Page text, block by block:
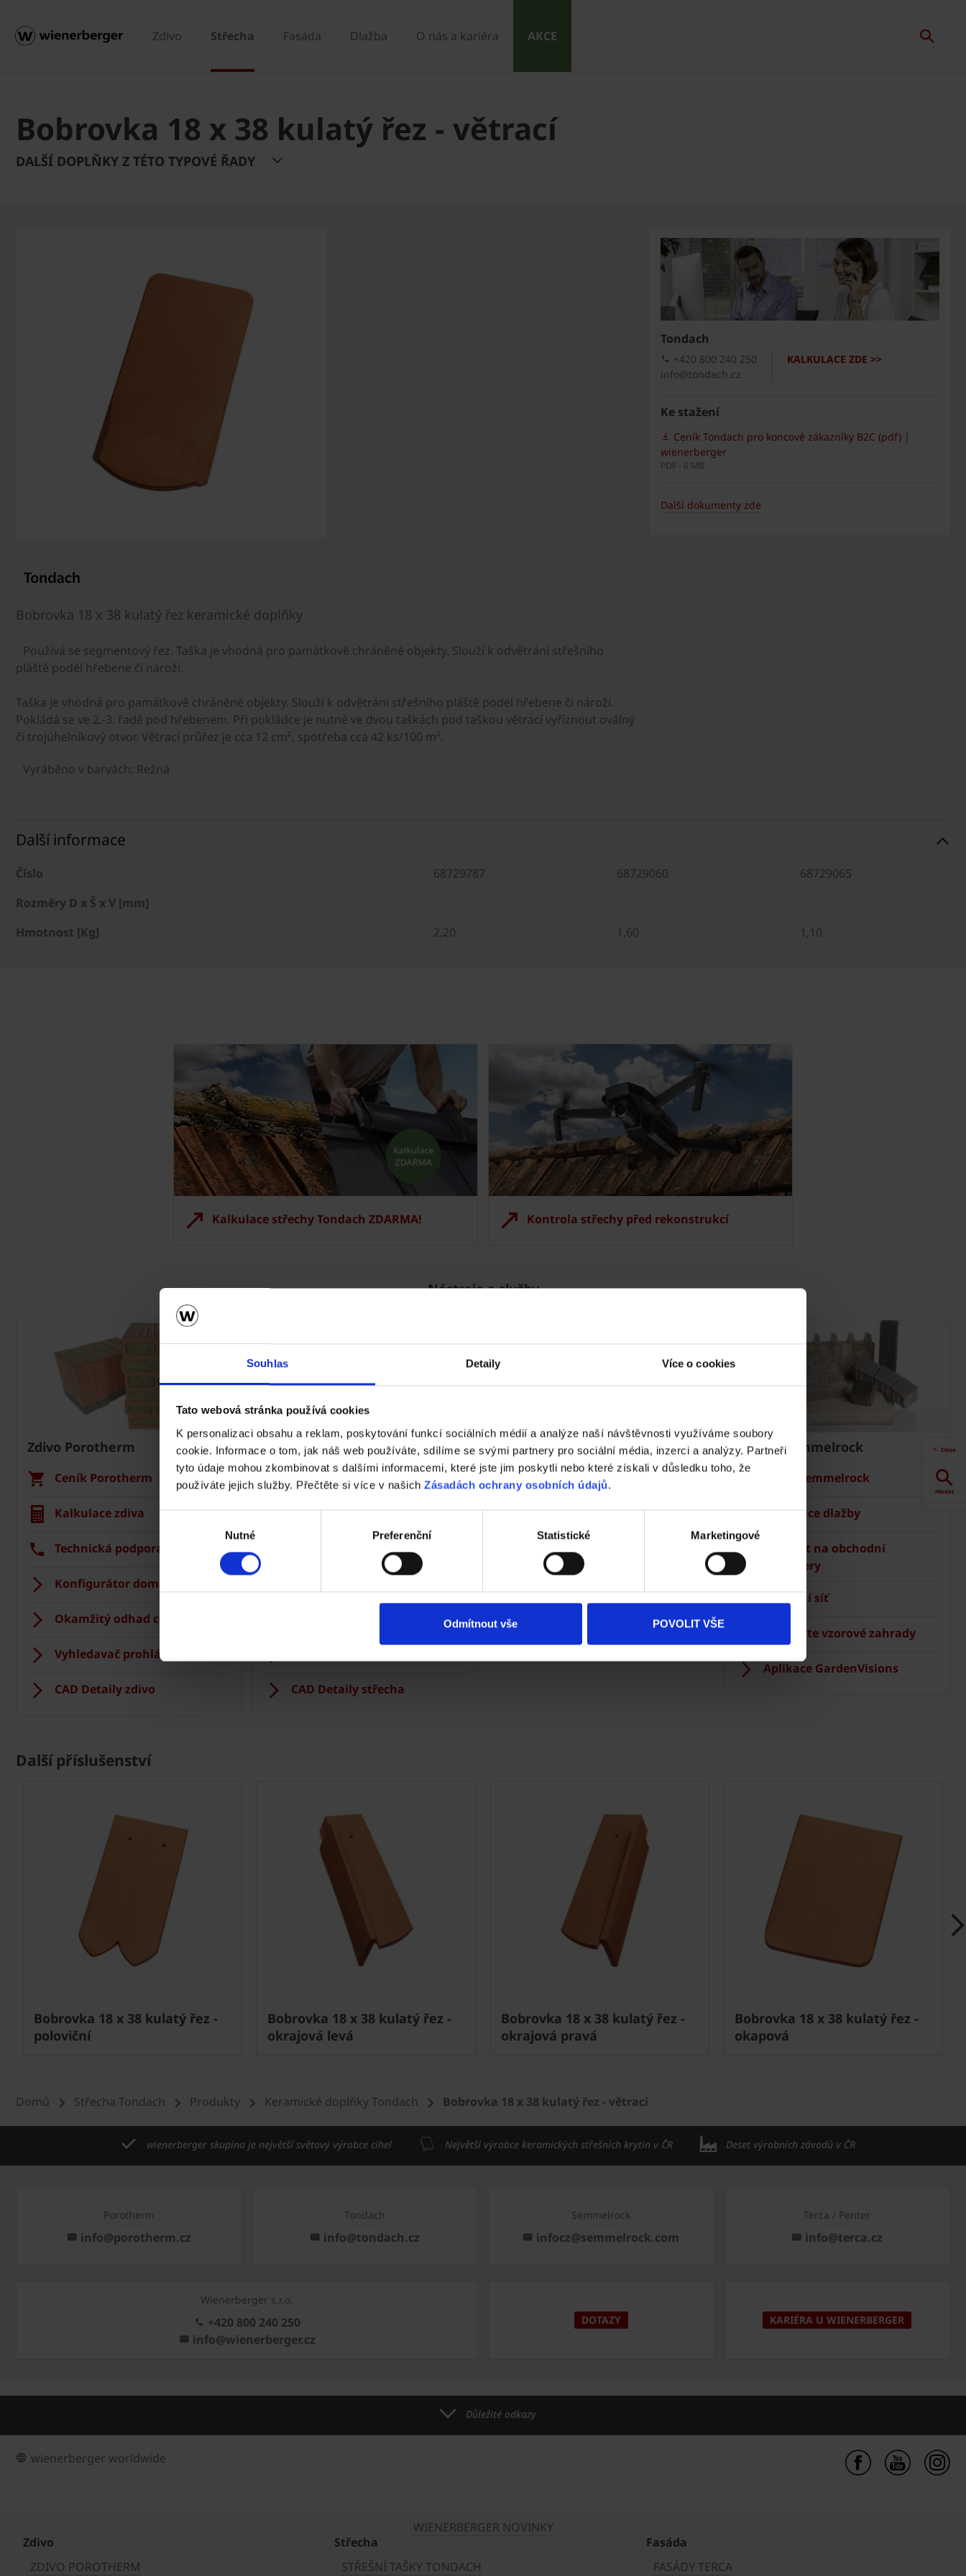
Souhlas Detaily Více o cookies
Tato webová stránka používá cookies
K personalizaci obsahu a reklam, poskytování funkcí sociálních médií a analýze naší návštěvnosti využíváme soubory
cookie. Informace o tom, jak náš web používáte, sdílíme se svými partnery pro sociální média, inzerci a analýzy. Partneři
tyto údaje mohou zkombinovat s dalšími informacemi, které jste jim poskytli nebo které získali v důsledku toho, že
používáte jejich služby. Přečtěte si více v našich Zásadách ochrany osobních údajů.
Nutné Preferenční Statistické Marketingové
Odmítnout vše POVOLIT VŠE
Zdivo Střecha Fasáda Dlažba O nás a kariéra AKCE
Bobrovka 18 x 38 kulatý řez - větrací
DALŠÍ DOPLŇKY Z TÉTO TYPOVÉ ŘADY
Bobrovka 18 x 38 kulatý řez keramické doplňky
Používá se segmentový řez. Taška je vhodná pro památkově chráněné objekty. Slouží k odvětrání střešního
pláště podél hřebene či nároží.
Taška je vhodná pro památkově chráněné objekty. Slouží k odvětrání střešního pláště podél hřebene či nároží.
Pokládá se ve 2.-3. řadě pod hřebenem. Při pokládce je nutné ve dvou taškách pod taškou větrací vyříznout oválný
či trojúhelníkový otvor. Větrací průřez je cca 12 cm², spotřeba cca 42 ks/100 m².
Vyráběno v barvách: Režná
Tondach
KALKULACE ZDE >>
+420 800 240 250
info@tondach.cz
Ke stažení
Ceník Tondach pro koncové zákazníky B2C (pdf) |
wienerberger
PDF - 6 MB
Další dokumenty zde
Další informace
Číslo 68729787 68729060
68729065
Rozměry D x Š x V [mm]
Hmotnost [Kg]
2,20 1,60 1,10
Kalkulace střechy Tondach ZDARMA! Kontrola střechy před rekonstrukcí
Nástroje a služby
Zdivo Porotherm
Ceník Porotherm
Kalkulace zdiva
Technická podpora
Konfigurátor domu
Okamžitý odhad ceny stropu
Vyhledavač prohlášení DoP
CAD Detaily zdivo
Střecha Tondach
Ceník Tondach
Kalkulace střešní krytiny
Technická podpora
CAD Detaily střecha
Fasáda Terca
Ceník Terca
Kalkulace fasády
Technická podpora
Navštivte vzorkovnu Terca
Dlažba Semmelrock
Ceník Semmelrock
Kalkulace dlažby
Kontakt na obchodní
manažery
Prodejní síť
Navštivte vzorové zahrady
Aplikace GardenVisions
Další příslušenství
Bobrovka 18 x 38 kulatý řez -
poloviční
Bobrovka 18 x 38 kulatý řez -
okrajová levá
Bobrovka 18 x 38 kulatý řez -
okrajová pravá
Bobrovka 18 x 38 kulatý řez -
okapová
Close
Hledat
Domů Střecha Tondach Produkty Keramické doplňky Tondach Bobrovka 18 x 38 kulatý řez - větrací
wienerberger skupina je největší světový výrobce cihel Největší výrobce keramických střešních krytin v ČR Deset výrobních závodů v ČR
Porotherm
info@porotherm.cz
Tondach
info@tondach.cz
Semmelrock
infocz@semmelrock.com
Terca / Penter
info@terca.cz
Wienerberger s.r.o.
+420 800 240 250
info@wienerberger.cz
DOTAZY KARIÉRA U WIENERBERGER
Důležité odkazy
wienerberger worldwide
WIENERBERGER NOVINKY
Zdivo
ZDIVO POROTHERM
Střecha
STŘEŠNÍ TAŠKY TONDACH
Fasáda
FASÁDY TERCA